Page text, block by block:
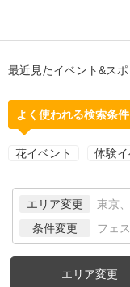
最近見たイベント&ス
よく使われる検索条件
花イベント 体験イ
エリア変更 東京
条件変更 フェ
エリア変更